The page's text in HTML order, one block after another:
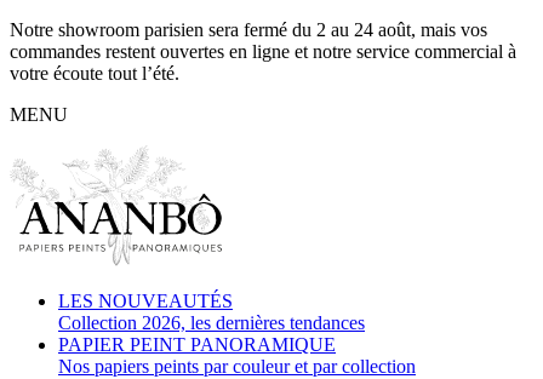
Notre showroom parisien sera fermé du 2 au 24 août, mais vos
commandes restent ouvertes en ligne et notre service commercial à
votre écoute tout l’été.
MENU
LES NOUVEAUTÉS
Collection 2026, les dernières tendances
PAPIER PEINT PANORAMIQUE
Nos papiers peints par couleur et par collection